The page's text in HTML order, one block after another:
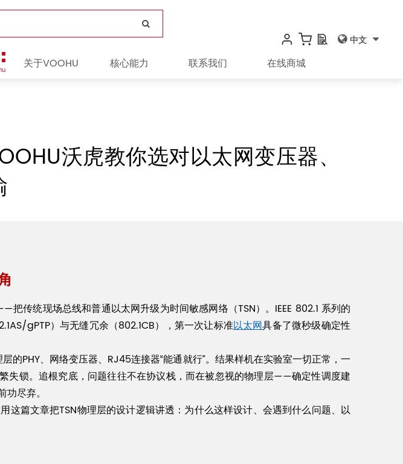
关于VOOHU 核心能力 联系我们 在线商城
中文
沃虎教你选对以太网变压器、
传统现场总线和普通以太网升级为时间敏感网络（TSN）。IEEE 802.1 系列的
gPTP）与无缝冗余（802.1CB），第一次让标准以太网具备了微秒级确定性
PHY、网络变压器、RJ45连接器“能通就行”。结果样机在实验室一切正常，一
失锁。追根究底，问题往往不在协议栈，而在被忽视的物理层——确定性调度建
尽弃。
篇文章把TSN物理层的设计逻辑讲透：为什么这样设计、会遇到什么问题、以